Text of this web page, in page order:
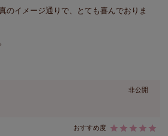
のイメージ通りで、とても喜んでおりま
非公開